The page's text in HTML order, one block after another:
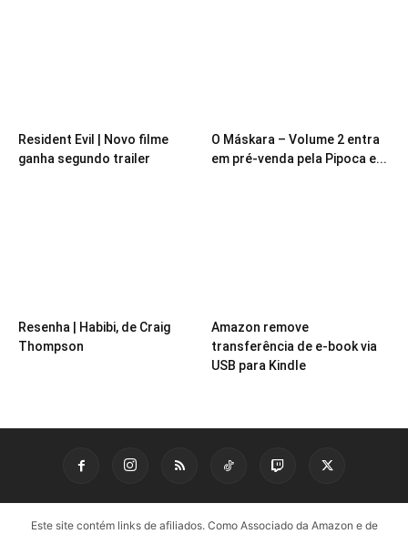
Resident Evil | Novo filme
ganha segundo trailer
O Máskara – Volume 2 entra
em pré-venda pela Pipoca e...
Resenha | Habibi, de Craig
Thompson
Amazon remove
transferência de e-book via
USB para Kindle
Este site contém links de afiliados. Como Associado da Amazon e de